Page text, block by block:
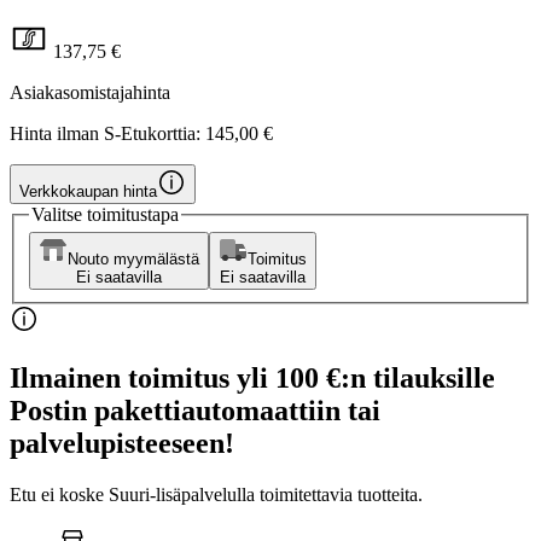
137,75 €
Asiakasomistajahinta
Hinta ilman S-Etukorttia: 145,00 €
Verkkokaupan hinta
Valitse toimitustapa
Nouto myymälästä
Ei saatavilla
Toimitus
Ei saatavilla
Ilmainen toimitus yli 100 €:n tilauksille
Postin pakettiautomaattiin tai
palvelupisteeseen!
Etu ei koske Suuri‑lisäpalvelulla toimitettavia tuotteita.